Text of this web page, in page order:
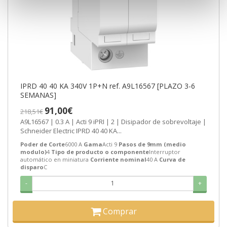
IPRD 40 40 KA 340V 1P+N ref. A9L16567 [PLAZO 3-6
SEMANAS]
218,51€ 91,00€
A9L16567 | 0.3 A | Acti 9 iPRI | 2 | Disipador de sobrevoltaje |
Schneider Electric IPRD 40 40 KA...
Poder de Corte6000 A GamaActi 9 Pasos de 9mm (medio
modulo)4 Tipo de producto o componenteInterruptor
automático en miniatura Corriente nominal40 A Curva de
disparoC
- +
Comprar